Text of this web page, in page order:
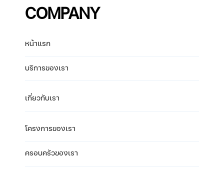
COMPANY
หน้าแรก
บริการของเรา
เกี่ยวกับเรา
โครงการของเรา
ครอบครัวของเรา